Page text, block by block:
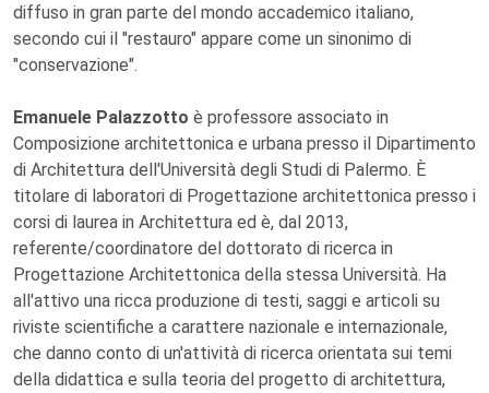
diffuso in gran parte del mondo accademico italiano,
secondo cui il "restauro" appare come un sinonimo di
"conservazione".
Emanuele Palazzotto è professore associato in
Composizione architettonica e urbana presso il Dipartimento
di Architettura dell'Università degli Studi di Palermo. È
titolare di laboratori di Progettazione architettonica presso i
corsi di laurea in Architettura ed è, dal 2013,
referente/coordinatore del dottorato di ricerca in
Progettazione Architettonica della stessa Università. Ha
all'attivo una ricca produzione di testi, saggi e articoli su
riviste scientifiche a carattere nazionale e internazionale,
che danno conto di un'attività di ricerca orientata sui temi
della didattica e sulla teoria del progetto di architettura,